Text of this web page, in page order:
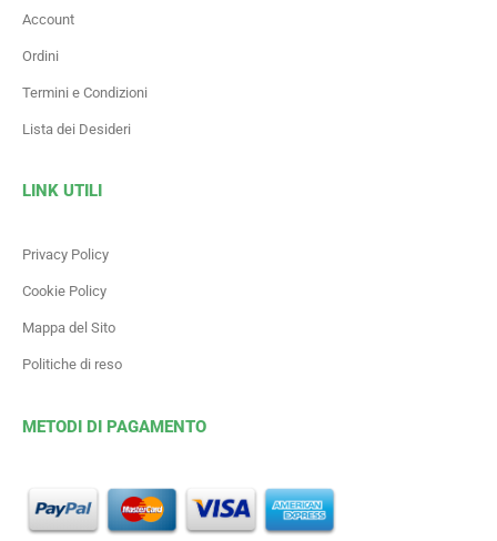
Account
Ordini
Termini e Condizioni
Lista dei Desideri
LINK UTILI
Privacy Policy
Cookie Policy
Mappa del Sito
Politiche di reso
METODI DI PAGAMENTO